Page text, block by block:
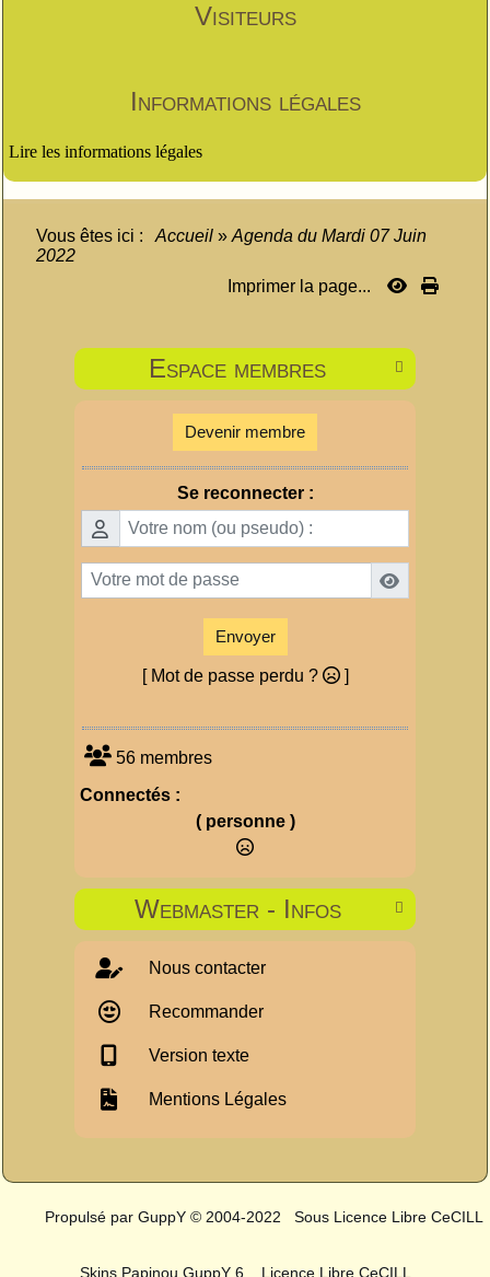
Visiteurs
Informations légales
Lire les informations légales
Vous êtes ici : Accueil » Agenda du Mardi 07 Juin
2022
Imprimer la page...

Espace membres
Devenir membre
Se reconnecter :
Envoyer
[ Mot de passe perdu ? ]
56 membres
Connectés :
( personne )

Webmaster - Infos
Nous contacter
Recommander
Version texte
Mentions Légales
Propulsé par GuppY © 2004-2022 Sous Licence Libre CeCILL
Skins Papinou GuppY 6 Licence Libre CeCILL